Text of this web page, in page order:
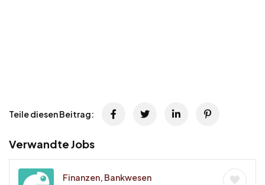
Teile diesen Beitrag:
Verwandte Jobs
Finanzen, Bankwesen